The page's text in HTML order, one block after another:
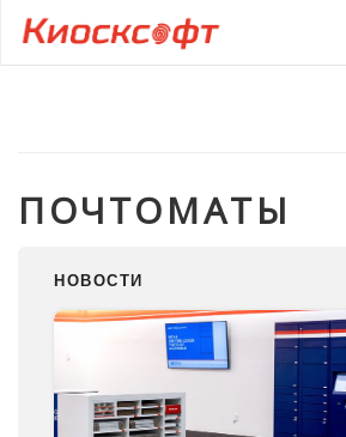
ПОЧТОМАТЫ
НОВОСТИ